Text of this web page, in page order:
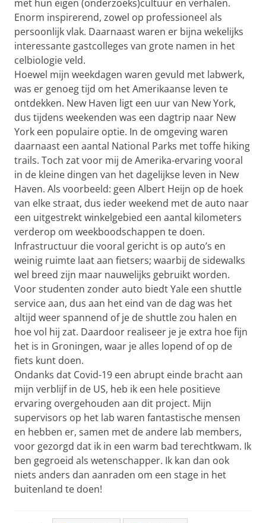
met hun eigen (onderzoeks)cultuur en verhalen.
Enorm inspirerend, zowel op professioneel als
persoonlijk vlak. Daarnaast waren er bijna wekelijks
interessante gastcolleges van grote namen in het
celbiologie veld.
Hoewel mijn weekdagen waren gevuld met labwerk,
was er genoeg tijd om het Amerikaanse leven te
ontdekken. New Haven ligt een uur van New York,
dus tijdens weekenden was een dagtrip naar New
York een populaire optie. In de omgeving waren
daarnaast een aantal National Parks met toffe hiking
trails. Toch zat voor mij de Amerika-ervaring vooral
in de kleine dingen van het dagelijkse leven in New
Haven. Als voorbeeld: geen Albert Heijn op de hoek
van elke straat, dus ieder weekend met de auto naar
een uitgestrekt winkelgebied een aantal kilometers
verderop om weekboodschappen te doen.
Infrastructuur die vooral gericht is op auto’s en
weinig ruimte laat aan fietsers; waarbij de sidewalks
wel breed zijn maar nauwelijks gebruikt worden.
Voor studenten zonder auto biedt Yale een shuttle
service aan, dus aan het eind van de dag was het
altijd weer spannend of je de shuttle zou halen en
hoe vol hij zat. Daardoor realiseer je je extra hoe fijn
het is in Groningen, waar je alles lopend of op de
fiets kunt doen.
Ondanks dat Covid-19 een abrupt einde bracht aan
mijn verblijf in de US, heb ik een hele positieve
ervaring overgehouden aan dit project. Mijn
supervisors op het lab waren fantastische mensen
en hebben er, samen met de andere lab members,
voor gezorgd dat ik in een warm bad terechtkwam. Ik
ben gegroeid als wetenschapper. Ik kan dan ook
niets anders dan aanraden om een stage in het
buitenland te doen!